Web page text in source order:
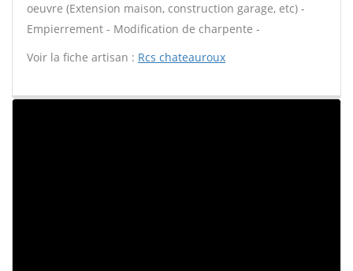
oeuvre (Extension maison, construction garage, etc) -
Empierrement - Modification de charpente -
Voir la fiche artisan : Rcs chateauroux